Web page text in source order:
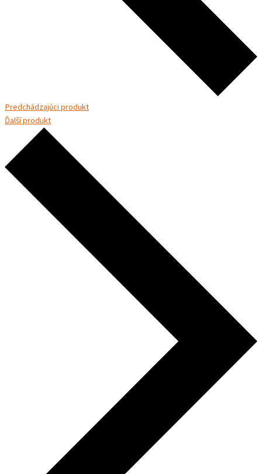
Predchádzajúci produkt
Ďalší produkt